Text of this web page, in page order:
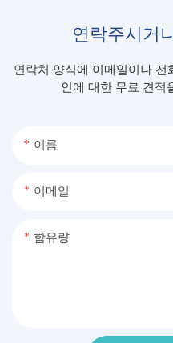
연락주시거
연락처 양식에 이메일이나
인에 대한 무료 견적
이름
이메일
함유량